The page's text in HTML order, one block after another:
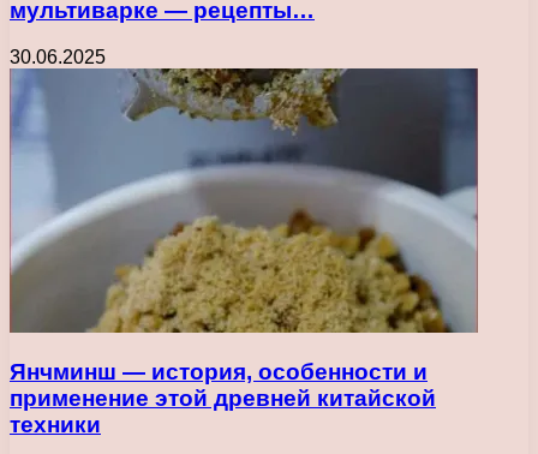
мультиварке — рецепты…
30.06.2025
Янчминш — история, особенности и
применение этой древней китайской
техники